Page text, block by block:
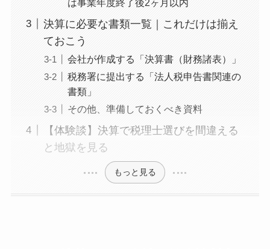
は事業年度終了後2ヶ月以内
決算に必要な書類一覧｜これだけは揃え
ておこう
会社が作成する「決算書（財務諸表）」
税務署に提出する「法人税申告書関連の
書類」
その他、準備しておくべき資料
【体験談】決算で税理士選びを間違える
と地獄を見る
もっと見る